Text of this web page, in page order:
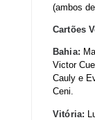
(ambos
Cartões
Bahia:
Victor
Cauly e
Ceni.
Vitória: